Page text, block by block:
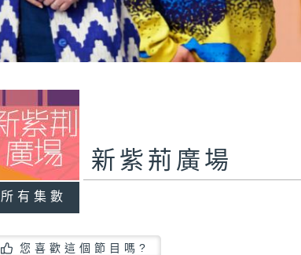
所有集數
新紫荊廣場
您喜歡這個節目嗎?